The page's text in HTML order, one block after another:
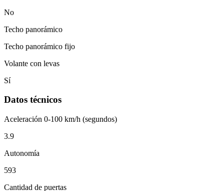
No
Techo panorámico
Techo panorámico fijo
Volante con levas
Sí
Datos técnicos
Aceleración 0-100 km/h (segundos)
3.9
Autonomía
593
Cantidad de puertas